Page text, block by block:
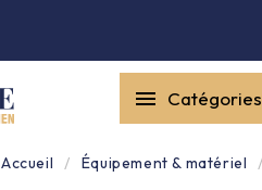
 Catégories
Accueil Équipement & matériel